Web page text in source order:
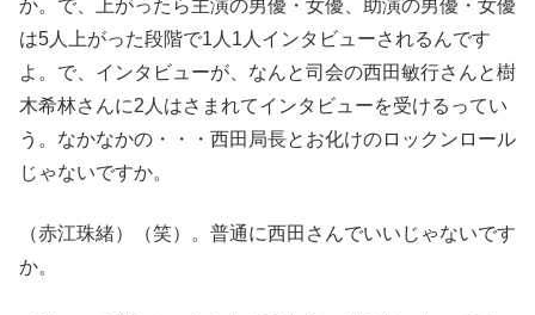
か。で、上がったら主演の男優・女優、助演の男優・女優
は5人上がった段階で1人1人インタビューされるんです
よ。で、インタビューが、なんと司会の西田敏行さんと樹
木希林さんに2人はさまれてインタビューを受けるってい
う。なかなかの・・・西田局長とお化けのロックンロール
じゃないですか。
（赤江珠緒）（笑）。普通に西田さんでいいじゃないです
か。